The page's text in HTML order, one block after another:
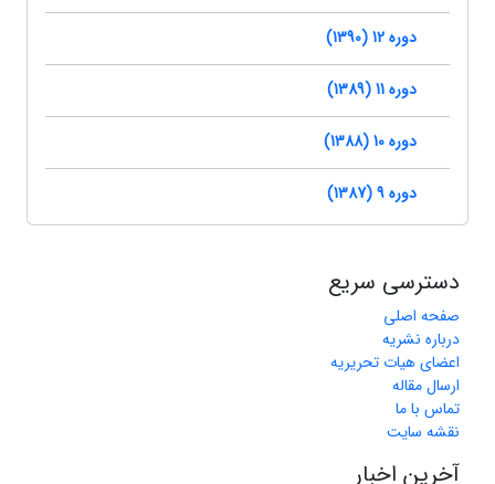
دوره 12 (1390)
دوره 11 (1389)
دوره 10 (1388)
دوره 9 (1387)
دسترسی سریع
صفحه اصلی
درباره نشریه
اعضای هیات تحریریه
ارسال مقاله
تماس با ما
نقشه سایت
آخرین اخبار